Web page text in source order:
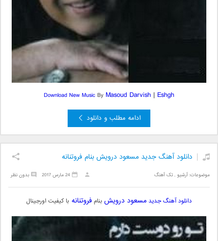
Download New MusicBy Masoud Darvish | Eshgh
ادامه مطلب و دانلود
دانلود آهنگ جدید مسعود درویش بنام فروتنانه
موضوعات:آرشیو ,تک آهنگ بدون نظر 24 مارس 2017
دانلود آهنگ جدید مسعود درویشبنامفروتنانه با کیفیت اورجینال